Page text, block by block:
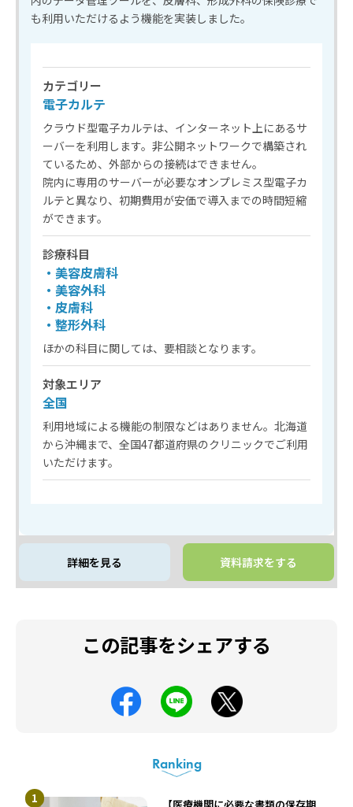
も利用いただけるよう機能を実装しました。
カテゴリー
電子カルテ
クラウド型電子カルテは、インターネット上にあるサ
ーバーを利用します。非公開ネットワークで構築され
ているため、外部からの接続はできません。
院内に専用のサーバーが必要なオンプレミス型電子カ
ルテと異なり、初期費用が安価で導入までの時間短縮
ができます。
診療科目
・美容皮膚科
・美容外科
・皮膚科
・整形外科
ほかの科目に関しては、要相談となります。
対象エリア
全国
利用地域による機能の制限などはありません。北海道
から沖縄まで、全国47都道府県のクリニックでご利用
いただけます。
詳細を見る 資料請求をする
この記事をシェアする
Ranking